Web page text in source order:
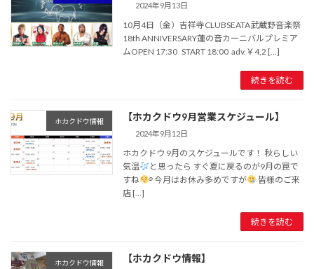
2024年9月13日
10月4日（金）吉祥寺CLUBSEATA武蔵野音楽祭
18th ANNIVERSARY蓮の音カーニバルプレミア
ムOPEN 17:30 START 18:00 adv.￥4,2 […]
続きを読む
ホカクドウ情報 【ホカクドウ9月営業スケジュール】
2024年9月12日
ホカクドウ 9月のスケジュールです！ 秋らしい
気温
と思ったら すぐ夏に戻るのが9月の罠で
すね
࿔ 今月はお休み多めですが
皆様のご来
店 […]
続きを読む
ホカクドウ情報 【ホカクドウ情報】